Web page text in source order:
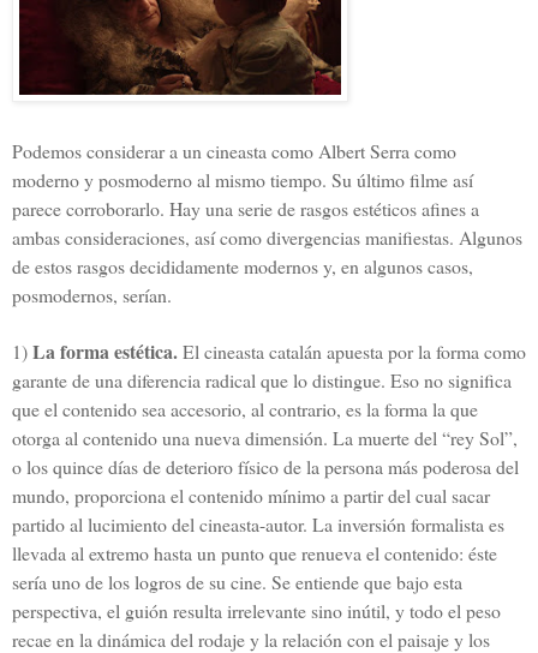
Podemos considerar a un cineasta como Albert Serra como
moderno y posmoderno al mismo tiempo. Su último filme así
parece corroborarlo. Hay una serie de rasgos estéticos afines a
ambas consideraciones, así como divergencias manifiestas. Algunos
de estos rasgos decididamente modernos y, en algunos casos,
posmodernos, serían.
1)La forma estética.El cineasta catalán apuesta por la forma como
garante de una diferencia radical que lo distingue. Eso no significa
que el contenido sea accesorio, al contrario, es la forma la que
otorga al contenido una nueva dimensión. La muerte del “rey Sol”,
o los quince días de deterioro físico de la persona más poderosa del
mundo, proporciona el contenido mínimo a partir del cual sacar
partido al lucimiento del cineasta-autor. La inversión formalista es
llevada al extremo hasta un punto que renueva el contenido: éste
sería uno de los logros de su cine. Se entiende que bajo esta
perspectiva, el guión resulta irrelevante sino inútil, y todo el peso
recae en la dinámica del rodaje y la relación con el paisaje y los